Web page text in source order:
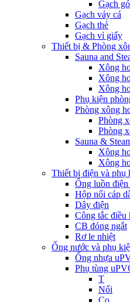
Gạch
Gạch vảy cá
Gạch thẻ
Gạch vỉ giấy
Thiết bị & Phòng
Sauna and
Xông
Xông
Xông
Phụ kiện
Phòng xông
Phòng
Phòng
Sauna &
Xông
Xông
Thiết bị điện và phụ
Ống luồn
Hộp nối cáp
Dây điện
Công tắc điều
CB đóng ngắt
Rơ le nhiệt
Ống nước và phụ
Ống nhựa
Phụ tùng
T
Nối
Co